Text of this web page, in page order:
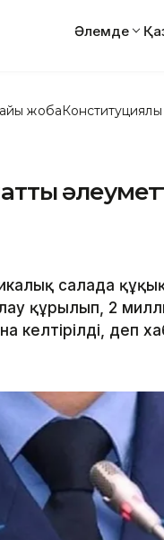
Әлемде
жоба
салада
құрылып, 2
келтірілді, деп